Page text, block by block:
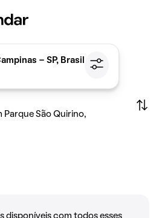
- SP, Brasil
Parque São Quirino,
disponíveis com todos esses